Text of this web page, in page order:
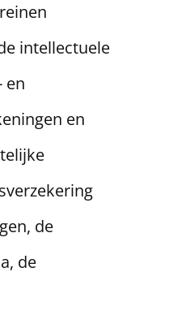
intellectuele
en
en
de
de